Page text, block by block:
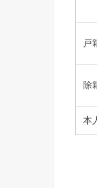
戸
除
本